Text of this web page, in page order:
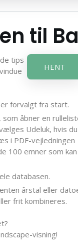
til
tips
HENT
forvalgt fra start.
åbner en
Udeluk, hvis
i PDF-vejledningen
100 emner som kan
databasen.
årstal eller
frit kombineres.
visning!